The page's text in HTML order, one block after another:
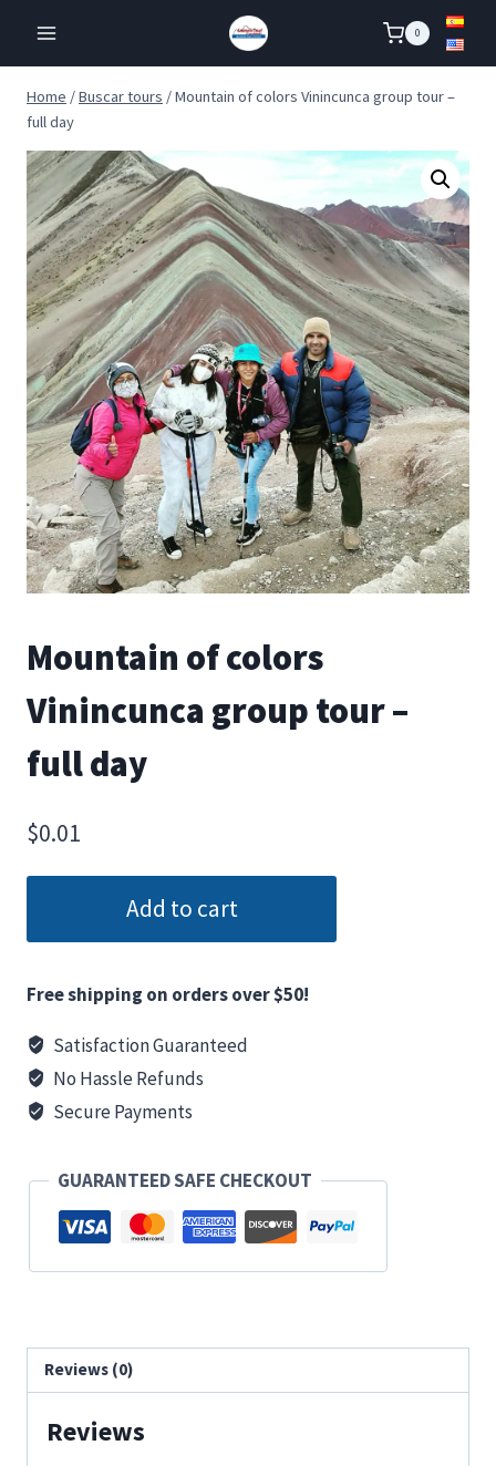
content
0
Home /Buscar tours /Mountain of colors Vinincunca group tour –
full day
Mountain of colors
Vinincunca group tour –
full day
$0.01
Add to cart
Free shipping on orders over $50!
Satisfaction Guaranteed
No Hassle Refunds
Secure Payments
GUARANTEED SAFE CHECKOUT
Reviews (0)
Reviews